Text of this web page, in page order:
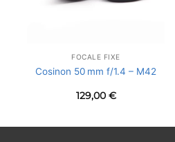
FOCALE FIXE
Cosinon 50 mm f/1.4 – M42
129,00 €